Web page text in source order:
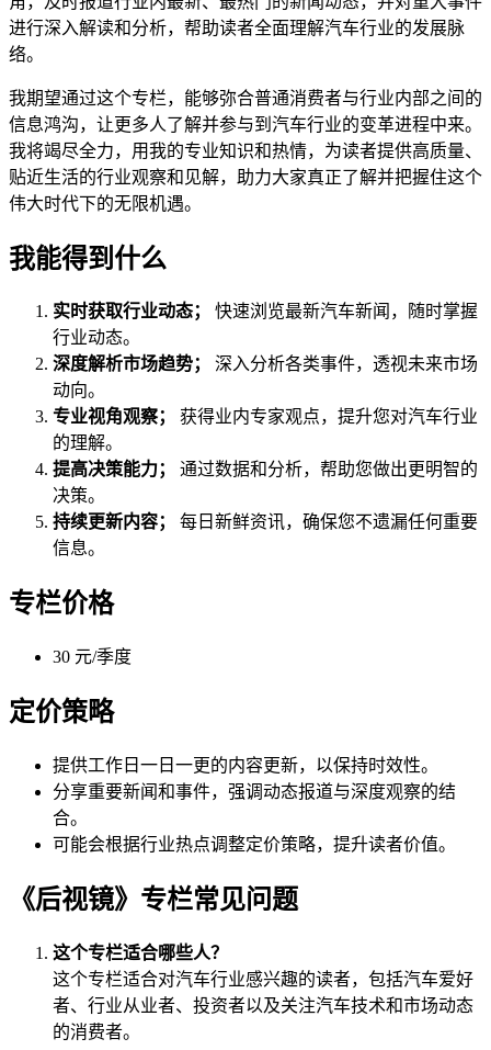
进行深入解读和分析，帮助读者全面理解汽车行业的发展脉
络。
我期望通过这个专栏，能够弥合普通消费者与行业内部之间的
信息鸿沟，让更多人了解并参与到汽车行业的变革进程中来。
我将竭尽全力，用我的专业知识和热情，为读者提供高质量、
贴近生活的行业观察和见解，助力大家真正了解并把握住这个
伟大时代下的无限机遇。
我能得到什么
实时获取行业动态；
快速浏览最新汽车新闻，随时掌握
行业动态。
深度解析市场趋势；
深入分析各类事件，透视未来市场
动向。
专业视角观察；
获得业内专家观点，提升您对汽车行业
的理解。
提高决策能力；
通过数据和分析，帮助您做出更明智的
决策。
持续更新内容；
每日新鲜资讯，确保您不遗漏任何重要
信息。
专栏价格
30 元/季度
定价策略
提供工作日一日一更的内容更新，以保持时效性。
分享重要新闻和事件，强调动态报道与深度观察的结
合。
可能会根据行业热点调整定价策略，提升读者价值。
《后视镜》专栏常见问题
这个专栏适合哪些人？
这个专栏适合对汽车行业感兴趣的读者，包括汽车爱好
者、行业从业者、投资者以及关注汽车技术和市场动态
的消费者。